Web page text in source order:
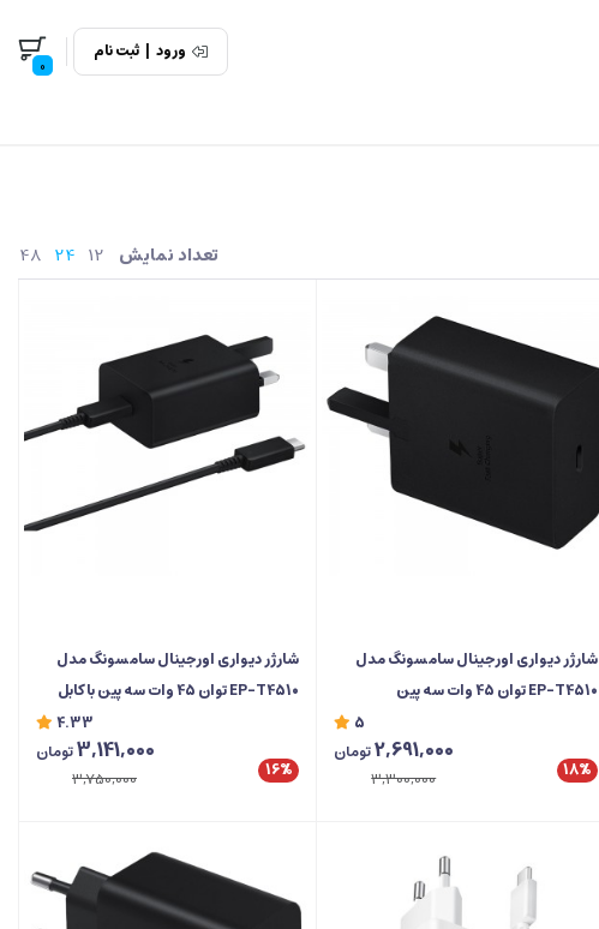
ورود | ثبت نام
0
تعداد نمایش 12
24
48
شارژر دیواری اورجینال سامسونگ مدل
EP-T4510 توان 45 وات سه پین
5
18%
2,691,000تومان
3,300,000
شارژر دیواری اورجینال سامسونگ مدل
EP-T4510 توان 45 وات سه پین با کابل
4.33
16%
3,141,000تومان
3,750,000